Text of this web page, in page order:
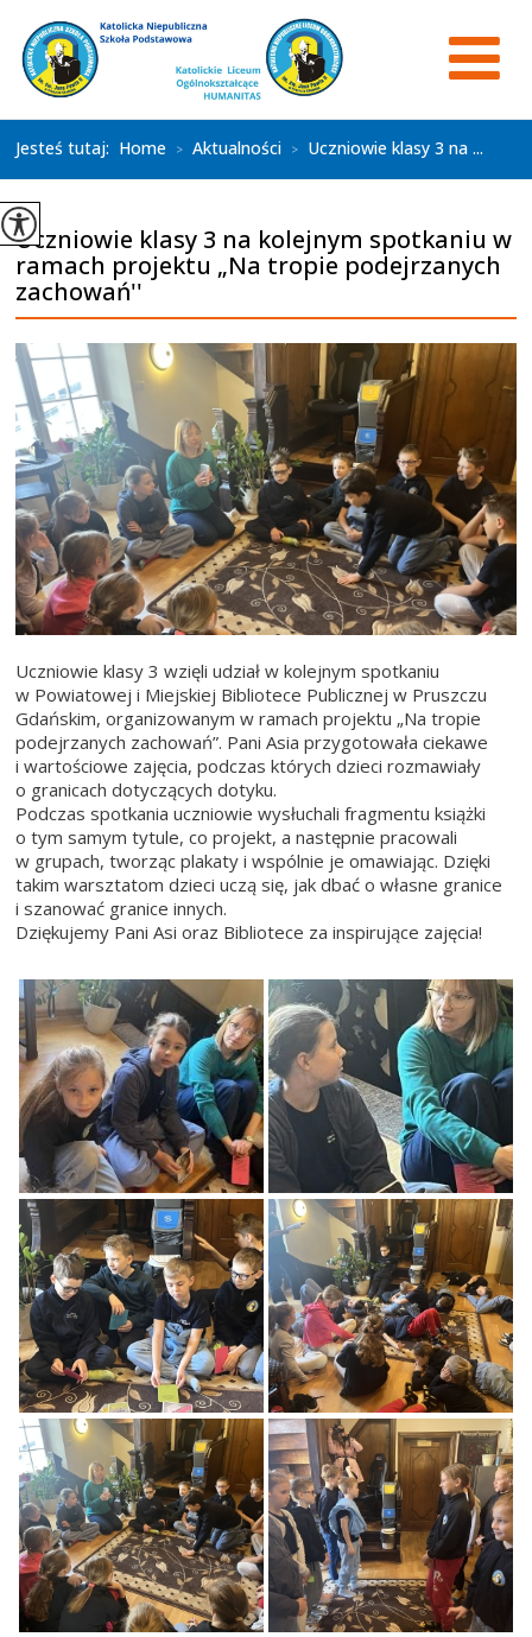
Jesteś tutaj: Home > Aktualności > Uczniowie klasy 3 na ...
Uczniowie klasy 3 na kolejnym spotkaniu w
ramach projektu „Na tropie podejrzanych
zachowań''
Uczniowie klasy 3 wzięli udział w kolejnym spotkaniu
w Powiatowej i Miejskiej Bibliotece Publicznej w Pruszczu
Gdańskim, organizowanym w ramach projektu „Na tropie
podejrzanych zachowań”. Pani Asia przygotowała ciekawe
i wartościowe zajęcia, podczas których dzieci rozmawiały
o granicach dotyczących dotyku.
Podczas spotkania uczniowie wysłuchali fragmentu książki
o tym samym tytule, co projekt, a następnie pracowali
w grupach, tworząc plakaty i wspólnie je omawiając. Dzięki
takim warsztatom dzieci uczą się, jak dbać o własne granice
i szanować granice innych.
Dziękujemy Pani Asi oraz Bibliotece za inspirujące zajęcia!